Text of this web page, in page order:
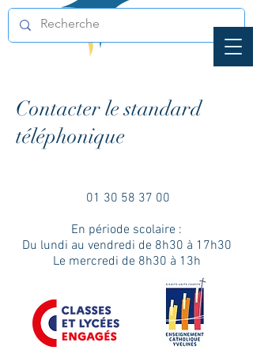
Contacter le standard
téléphonique
01 30 58 37 00
En période scolaire :
Du lundi au vendredi de 8h30 à 17h30
Le mercredi de 8h30 à 13h